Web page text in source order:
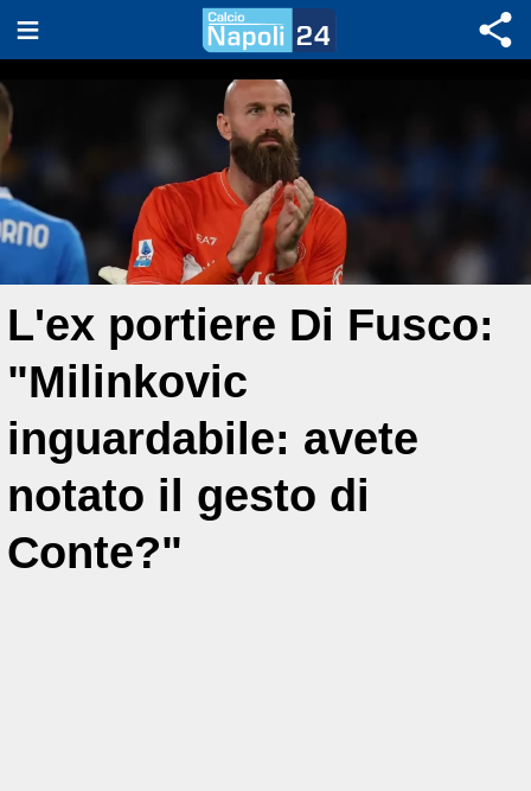
L'ex portiere Di Fusco:
"Milinkovic
inguardabile: avete
notato il gesto di
Conte?"